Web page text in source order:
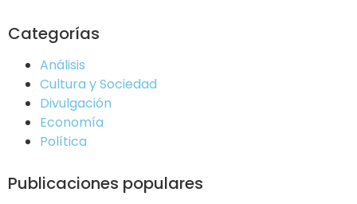
Categorías
Análisis
Cultura y Sociedad
Divulgación
Economía
Política
Publicaciones populares